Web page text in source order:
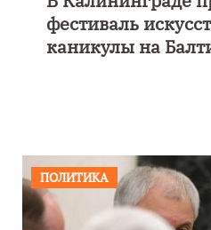
фестиваль
каникулы на
ПОЛИТИКА